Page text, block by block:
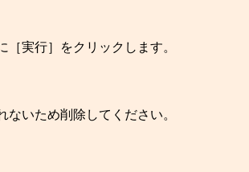
実行］をクリックします。
いため削除してください。